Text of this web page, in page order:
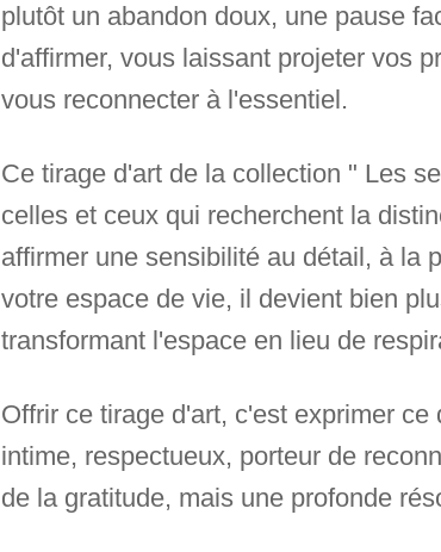
plutôt un abandon doux, une pause
d'affirmer, vous laissant projeter vos
vous reconnecter à l'essentiel.
Ce tirage d'art de la collection " Les
celles et ceux qui recherchent la
affirmer une sensibilité au détail, à la
votre espace de vie, il devient bien
transformant l'espace en lieu de
Offrir ce tirage d'art, c'est exprimer
intime, respectueux, porteur de
de la gratitude, mais une profonde